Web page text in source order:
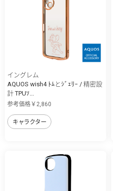
イングレム
AQUOS wish4 ﾄﾑとｼﾞｪﾘｰ / 精密設
計 TPUｿ...
参考価格￥2,860
キャラクター